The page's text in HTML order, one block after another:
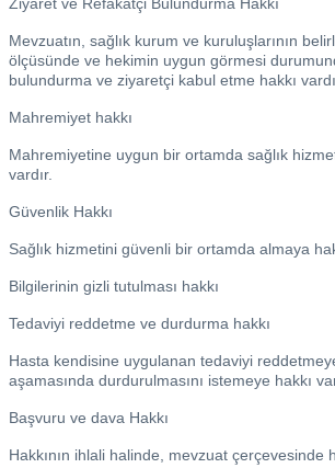
Mevzuatın, sağlık kurum ve kuruluşlarının
ölçüsünde ve hekimin uygun görmesi
bulundurma ve ziyaretçi kabul etme hakkı
Mahremiyet hakkı
Mahremiyetine uygun bir ortamda sağlık
vardır.
Güvenlik Hakkı
Sağlık hizmetini güvenli bir ortamda almaya
Bilgilerinin gizli tutulması hakkı
Tedaviyi reddetme ve durdurma hakkı
Hasta kendisine uygulanan tedaviyi
aşamasında durdurulmasını istemeye hakkı
Başvuru ve dava Hakkı
Hakkının ihlali halinde, mevzuat çerçevesinde